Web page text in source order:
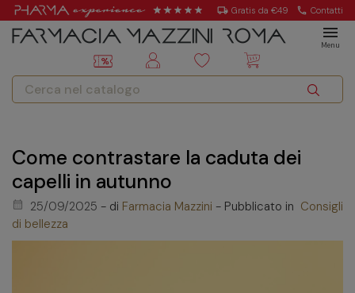
local_shipping Gratis da €49 call Contatti
menu
Menu
Come contrastare la caduta dei
capelli in autunno
calendar_month 25/09/2025 - di Farmacia Mazzini - Pubblicato in Consigli
di bellezza